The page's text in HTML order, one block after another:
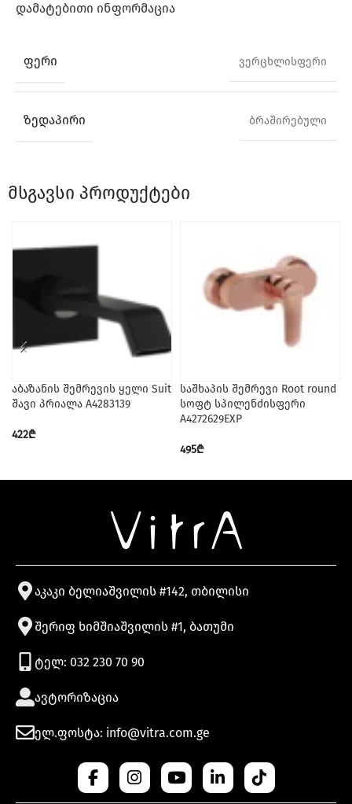
ᲓᲐᲛᲐᲢᲔᲑᲘᲗᲘ ᲘᲜᲤᲝᲠᲛᲐᲪᲘᲐ
ᲤᲔᲠᲘ ვერცხლისფერი
ᲖᲔᲓᲐᲞᲘᲠᲘ ბრაშირებული
მსგავსი პროდუქტები
აბაზანის შემრევის ყელი Suit
შავი პრიალა A4283139
422₾
საშხაპის შემრევი Root round
სოფტ სპილენძისფერი
A4272629EXP
495₾
აკაკი ბელიაშვილის #142, თბილისი
შერიფ ხიმშიაშვილის #1, ბათუმი
ტელ: 032 230 70 90
ავტორიზაცია
ელ.ფოსტა: info@vitra.com.ge